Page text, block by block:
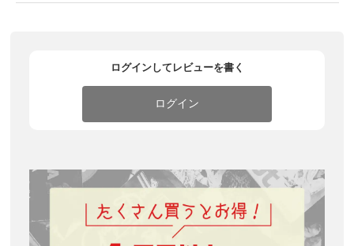
ログインしてレビューを書く
ログイン